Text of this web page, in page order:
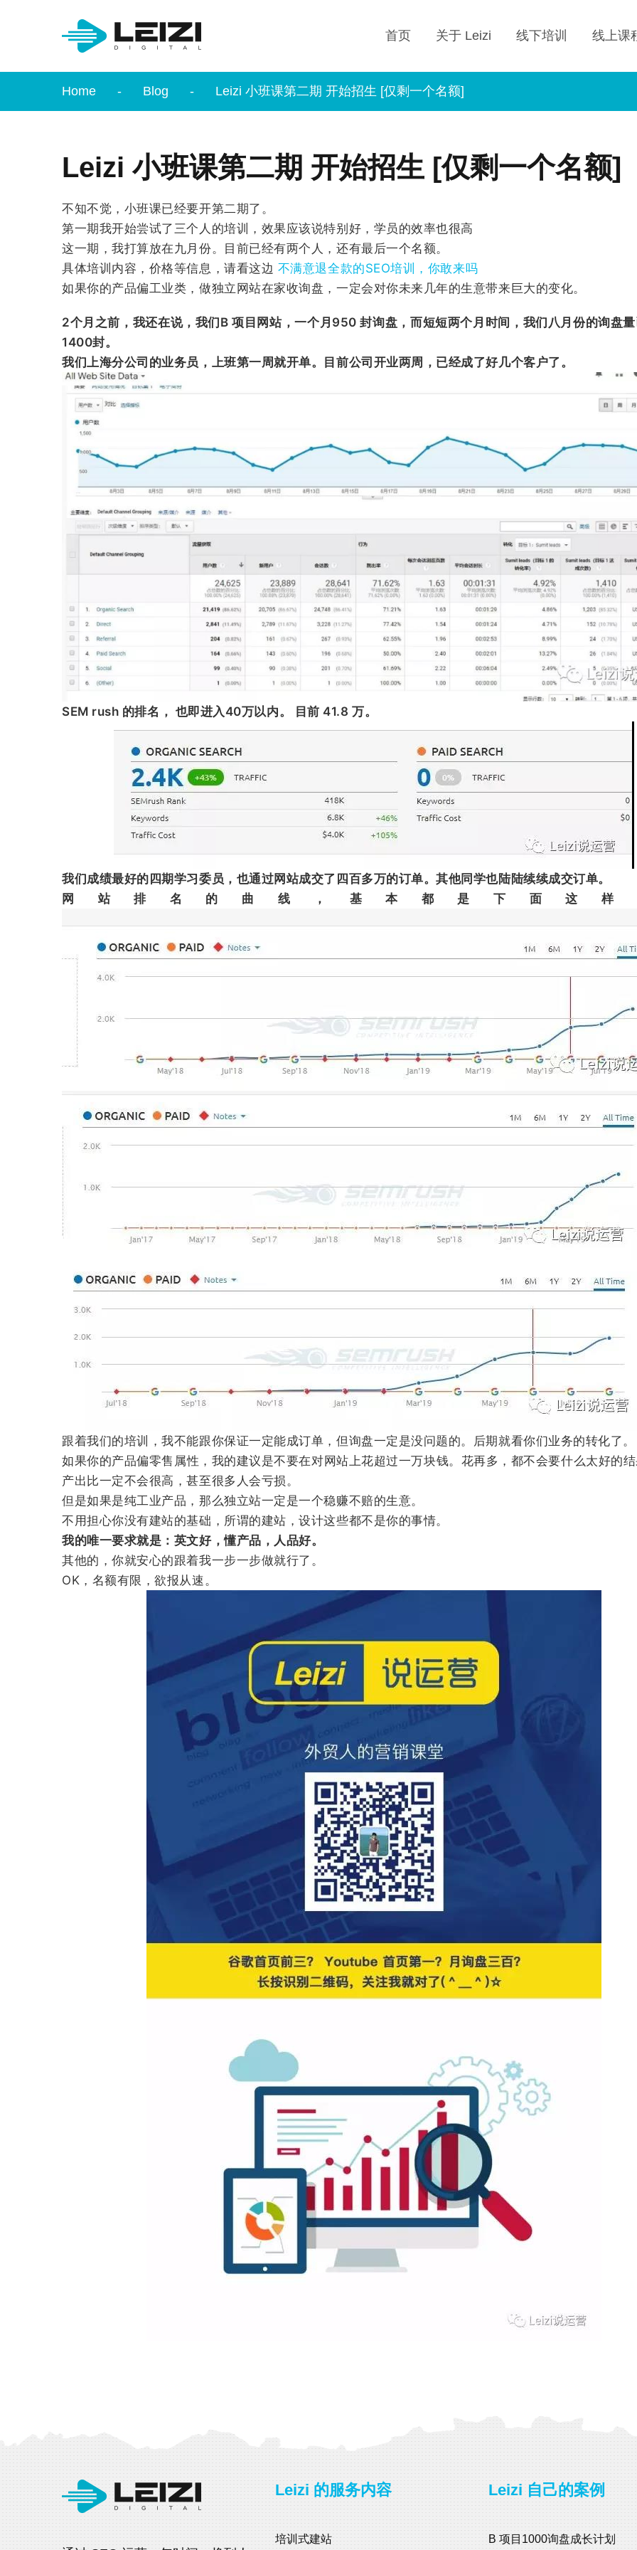
首页 关于 Leizi 线下培训 线上课
Home Blog Leizi 小班课第二期 开始招生 [仅剩一个名额]
Leizi 小班课第二期 开始招生 [仅剩一个名额]
不知不觉，小班课已经要开第二期了。
第一期我开始尝试了三个人的培训，效果应该说特别好，学员的效率也很高
这一期，我打算放在九月份。目前已经有两个人，还有最后一个名额。
具体培训内容，价格等信息，请看这边 不满意退全款的SEO培训，你敢来吗
如果你的产品偏工业类，做独立网站在家收询盘，一定会对你未来几年的生意带来巨大的变化。
2个月之前，我还在说，我们B 项目网站，一个月950 封询盘，而短短两个月时间，我们八月份的询盘
1400封。
我们上海分公司的业务员，上班第一周就开单。目前公司开业两周，已经成了好几个客户了。
SEM rush 的排名， 也即进入40万以内。 目前 41.8 万。
我们成绩最好的四期学习委员，也通过网站成交了四百多万的订单。其他同学也陆陆续续成交订单。
网站排名的曲线，基本都是下面这样
跟着我们的培训，我不能跟你保证一定能成订单，但询盘一定是没问题的。后期就看你们业务的转化了。
如果你的产品偏零售属性，我的建议是不要在对网站上花超过一万块钱。花再多，都不会要什么太好的
产出比一定不会很高，甚至很多人会亏损。
但是如果是纯工业产品，那么独立站一定是一个稳赚不赔的生意。
不用担心你没有建站的基础，所谓的建站，设计这些都不是你的事情。
我的唯一要求就是： 英文好，懂产品，人品好。
其他的，你就安心的跟着我一步一步做就行了。
OK，名额有限，欲报从速。
Leizi 的服务内容
培训式建站
Leizi 自己的案例
B 项目1000询盘成长计划